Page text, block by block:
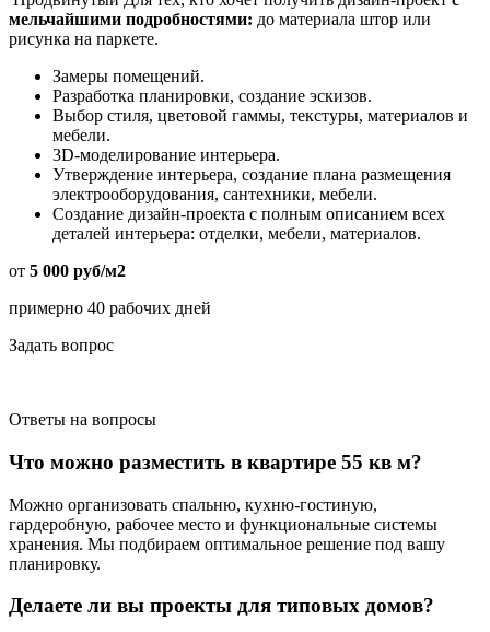
мельчайшими подробностями: до материала штор или
рисунка на паркете.
Замеры помещений.
Разработка планировки, создание эскизов.
Выбор стиля, цветовой гаммы, текстуры, материалов и
мебели.
3D-моделирование интерьера.
Утверждение интерьера, создание плана размещения
электрооборудования, сантехники, мебели.
Создание дизайн-проекта с полным описанием всех
деталей интерьера: отделки, мебели, материалов.
от 5 000 руб/м2
примерно 40 рабочих дней
Задать вопрос
Ответы на вопросы
Что можно разместить в квартире 55 кв м?
Можно организовать спальню, кухню-гостиную,
гардеробную, рабочее место и функциональные системы
хранения. Мы подбираем оптимальное решение под вашу
планировку.
Делаете ли вы проекты для типовых домов?